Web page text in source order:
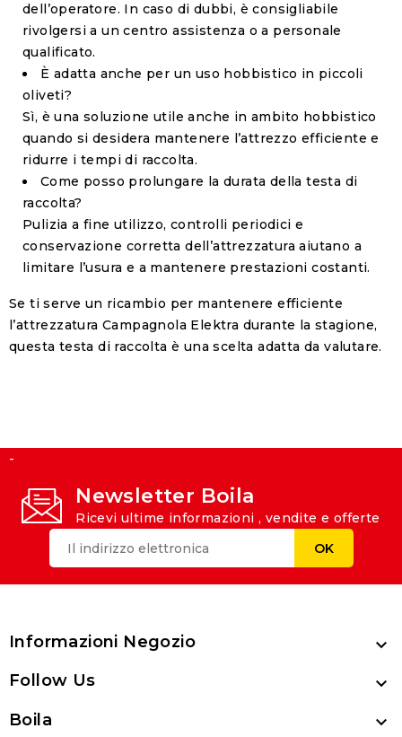
dell’operatore. In caso di dubbi, è consigliabile
rivolgersi a un centro assistenza o a personale
qualificato.
È adatta anche per un uso hobbistico in piccoli
oliveti?
Sì, è una soluzione utile anche in ambito hobbistico
quando si desidera mantenere l’attrezzo efficiente e
ridurre i tempi di raccolta.
Come posso prolungare la durata della testa di
raccolta?
Pulizia a fine utilizzo, controlli periodici e
conservazione corretta dell’attrezzatura aiutano a
limitare l’usura e a mantenere prestazioni costanti.
Se ti serve un ricambio per mantenere efficiente
l’attrezzatura Campagnola Elektra durante la stagione,
questa testa di raccolta è una scelta adatta da valutare.
-
Newsletter Boila
Ricevi ultime informazioni , vendite e offerte
Informazioni Negozio 
Follow Us 
Boila 